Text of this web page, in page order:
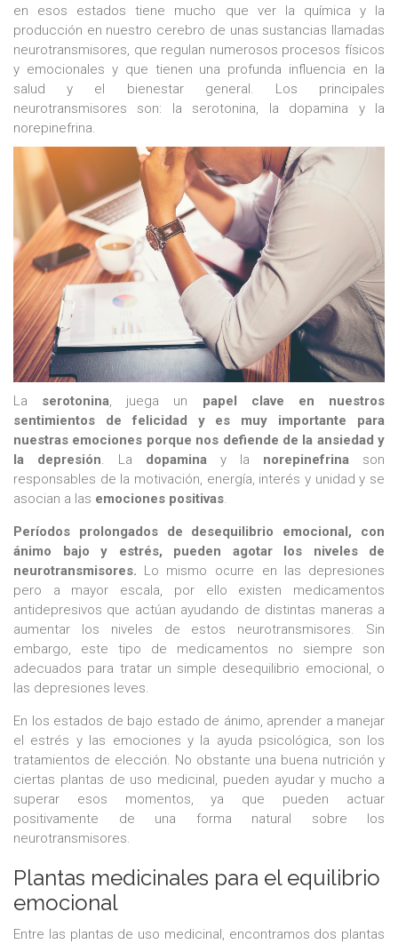
en esos estados tiene mucho que ver la química y la
producción en nuestro cerebro de unas sustancias llamadas
neurotransmisores, que regulan numerosos procesos físicos
y emocionales y que tienen una profunda influencia en la
salud y el bienestar general. Los principales
neurotransmisores son: la serotonina, la dopamina y la
norepinefrina.
La serotonina, juega un papel clave en nuestros
sentimientos de felicidad y es muy importante para
nuestras emociones porque nos defiende de la ansiedad y
la depresión. La dopamina y la norepinefrina son
responsables de la motivación, energía, interés y unidad y se
asocian a las emociones positivas.​​​​​​​
Períodos prolongados de desequilibrio emocional, con
ánimo bajo y estrés, pueden agotar los niveles de
neurotransmisores. Lo mismo ocurre en las depresiones
pero a mayor escala, por ello existen medicamentos
antidepresivos que actúan ayudando de distintas maneras a
aumentar los niveles de estos neurotransmisores. Sin
embargo, este tipo de medicamentos no siempre son
adecuados para tratar un simple desequilibrio emocional, o
las depresiones leves.
En los estados de bajo estado de ánimo, aprender a manejar
el estrés y las emociones y la ayuda psicológica, son los
tratamientos de elección. No obstante una buena nutrición y
ciertas plantas de uso medicinal, pueden ayudar y mucho a
superar esos momentos, ya que pueden actuar
positivamente de una forma natural sobre los
neurotransmisores.
Plantas medicinales para el equilibrio
emocional
Entre las plantas de uso medicinal, encontramos dos plantas